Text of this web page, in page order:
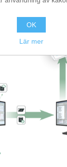
System
OK
Lär mer